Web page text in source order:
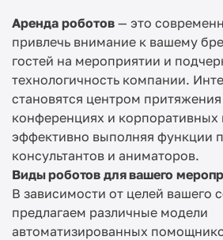
Аренда роботов — это
привлечь внимание к вашему
гостей на мероприятии и
технологичность компании.
становятся центром
конференциях и корпоративных
эффективно выполняя функции
консультантов и аниматоров.
Виды роботов для вашего
В зависимости от целей вашего
предлагаем различные модели
автоматизированных